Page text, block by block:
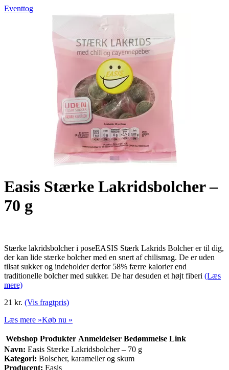
Eventtog
Easis Stærke Lakridsbolcher –
70 g
Stærke lakridsbolcher i poseEASIS Stærk Lakrids Bolcher er til dig,
der kan lide stærke bolcher med en snert af chilismag. De er uden
tilsat sukker og indeholder derfor 58% færre kalorier end
traditionelle bolcher med sukker. De har desuden et højt fiberi (Læs
mere)
21 kr. (Vis fragtpris)
Læs mere »Køb nu »
Webshop Produkter Anmeldelser Bedømmelse Link
Navn: Easis Stærke Lakridsbolcher – 70 g
Kategori: Bolscher, karameller og skum
Producent: Easis